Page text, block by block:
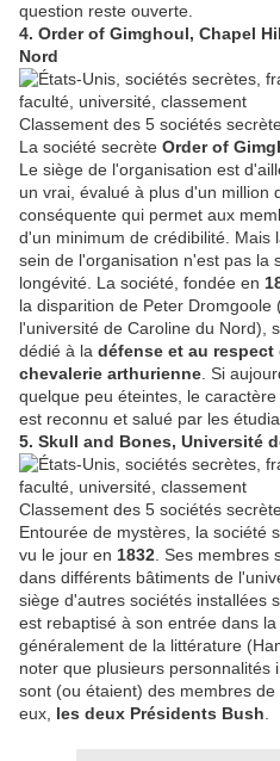
question reste ouverte.
4. Order of Gimghoul, Chapel
Nord
Classement des 5 sociétés
La société secrète Order of
Le siège de l'organisation est
un vrai, évalué à plus d'un million
conséquente qui permet aux
d'un minimum de crédibilité. Mais
sein de l'organisation n'est pas la
longévité. La société, fondée en
la disparition de Peter Dromgoole
l'université de Caroline du Nord),
dédié à la défense et au
chevalerie arthurienne . Si
quelque peu éteintes, le
est reconnu et salué par les
5. Skull and Bones, Université
Classement des 5 sociétés
Entourée de mystères, la société
vu le jour en 1832 . Ses
dans différents bâtiments de
siège d'autres sociétés installées
est rebaptisé à son entrée dans
généralement de la littérature
noter que plusieurs personnalités
sont (ou étaient) des membres
eux, les deux Présidents Bush